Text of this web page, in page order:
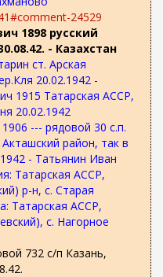
24529
1898 русский
- Казахстан
ст. Арская
20.02.1942 -
1915 Татарская АССР,
20.02.1942
--- рядовой 30 с.п.
район, так в
- Татьянин Иван
Татарская АССР,
р-н, с. Старая
Татарская АССР,
с. Нагорное
732 с/п Казань,